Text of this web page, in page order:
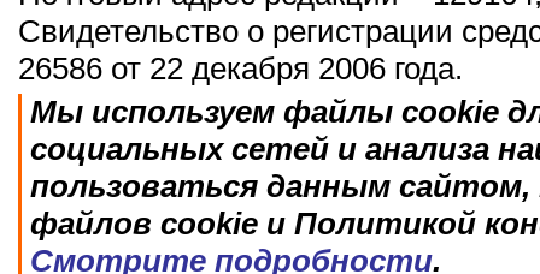
Свидетельство о регистрации
26586 от 22 декабря 2006 года.
Мы используем файлы cookie
социальных сетей и анализа
пользоваться данным
файлов cookie и Политикой
Смотрите подробности.